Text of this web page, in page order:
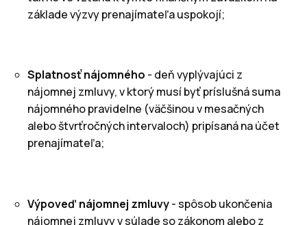
základe výzvy prenajímateľa uspokojí;
Splatnosť nájomného - deň vyplývajúci z
nájomnej zmluvy, v ktorý musí byť príslušná suma
nájomného pravidelne (väčšinou v mesačných
alebo štvrťročných intervaloch) pripísaná na účet
prenajímateľa;
Výpoveď nájomnej zmluvy- spôsob ukončenia
nájomnej zmluvy v súlade so zákonom alebo z